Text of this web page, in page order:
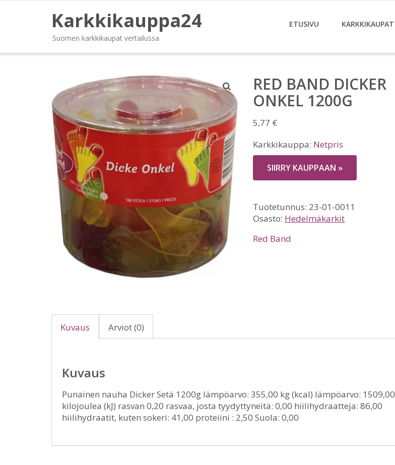
Karkkikauppa24
Suomen karkkikaupat vertailussa
ETUSIVU KARKKIKAUPAT
RED BAND DICKER
ONKEL 1200G
5,77 €
Karkkikauppa: Netpris
SIIRRY KAUPPAAN »
Tuotetunnus: 23-01-0011
Osasto: Hedelmäkarkit
Red Band
Kuvaus Arviot (0)
Kuvaus
Punainen nauha Dicker Setä 1200g lämpöarvo: 355,00 kg (kcal) lämpöarvo: 1509,00
kilojoulea (kJ) rasvan 0,20 rasvaa, josta tyydyttyneitä: 0,00 hiilihydraatteja: 86,00
hiilihydraatit, kuten sokeri: 41,00 proteiini : 2,50 Suola: 0,00